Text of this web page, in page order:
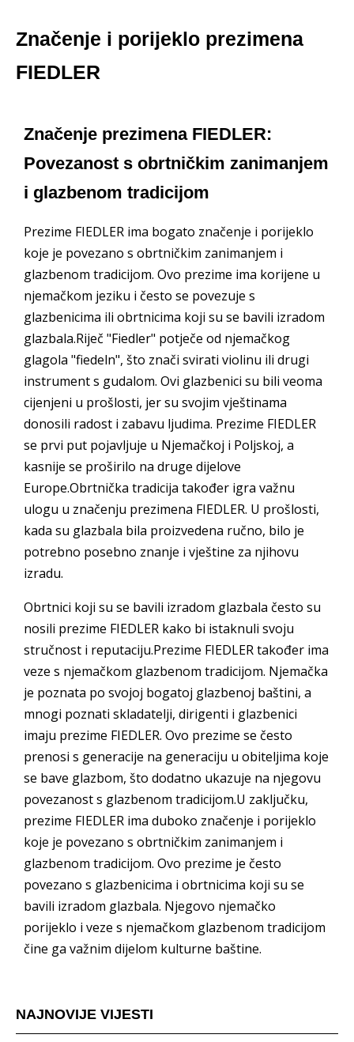
Značenje i porijeklo prezimena
FIEDLER
Značenje prezimena FIEDLER:
Povezanost s obrtničkim zanimanjem
i glazbenom tradicijom
Prezime FIEDLER ima bogato značenje i porijeklo
koje je povezano s obrtničkim zanimanjem i
glazbenom tradicijom. Ovo prezime ima korijene u
njemačkom jeziku i često se povezuje s
glazbenicima ili obrtnicima koji su se bavili izradom
glazbala.Riječ "Fiedler" potječe od njemačkog
glagola "fiedeln", što znači svirati violinu ili drugi
instrument s gudalom. Ovi glazbenici su bili veoma
cijenjeni u prošlosti, jer su svojim vještinama
donosili radost i zabavu ljudima. Prezime FIEDLER
se prvi put pojavljuje u Njemačkoj i Poljskoj, a
kasnije se proširilo na druge dijelove
Europe.Obrtnička tradicija također igra važnu
ulogu u značenju prezimena FIEDLER. U prošlosti,
kada su glazbala bila proizvedena ručno, bilo je
potrebno posebno znanje i vještine za njihovu
izradu.
Obrtnici koji su se bavili izradom glazbala često su
nosili prezime FIEDLER kako bi istaknuli svoju
stručnost i reputaciju.Prezime FIEDLER također ima
veze s njemačkom glazbenom tradicijom. Njemačka
je poznata po svojoj bogatoj glazbenoj baštini, a
mnogi poznati skladatelji, dirigenti i glazbenici
imaju prezime FIEDLER. Ovo prezime se često
prenosi s generacije na generaciju u obiteljima koje
se bave glazbom, što dodatno ukazuje na njegovu
povezanost s glazbenom tradicijom.U zaključku,
prezime FIEDLER ima duboko značenje i porijeklo
koje je povezano s obrtničkim zanimanjem i
glazbenom tradicijom. Ovo prezime je često
povezano s glazbenicima i obrtnicima koji su se
bavili izradom glazbala. Njegovo njemačko
porijeklo i veze s njemačkom glazbenom tradicijom
čine ga važnim dijelom kulturne baštine.
NAJNOVIJE VIJESTI